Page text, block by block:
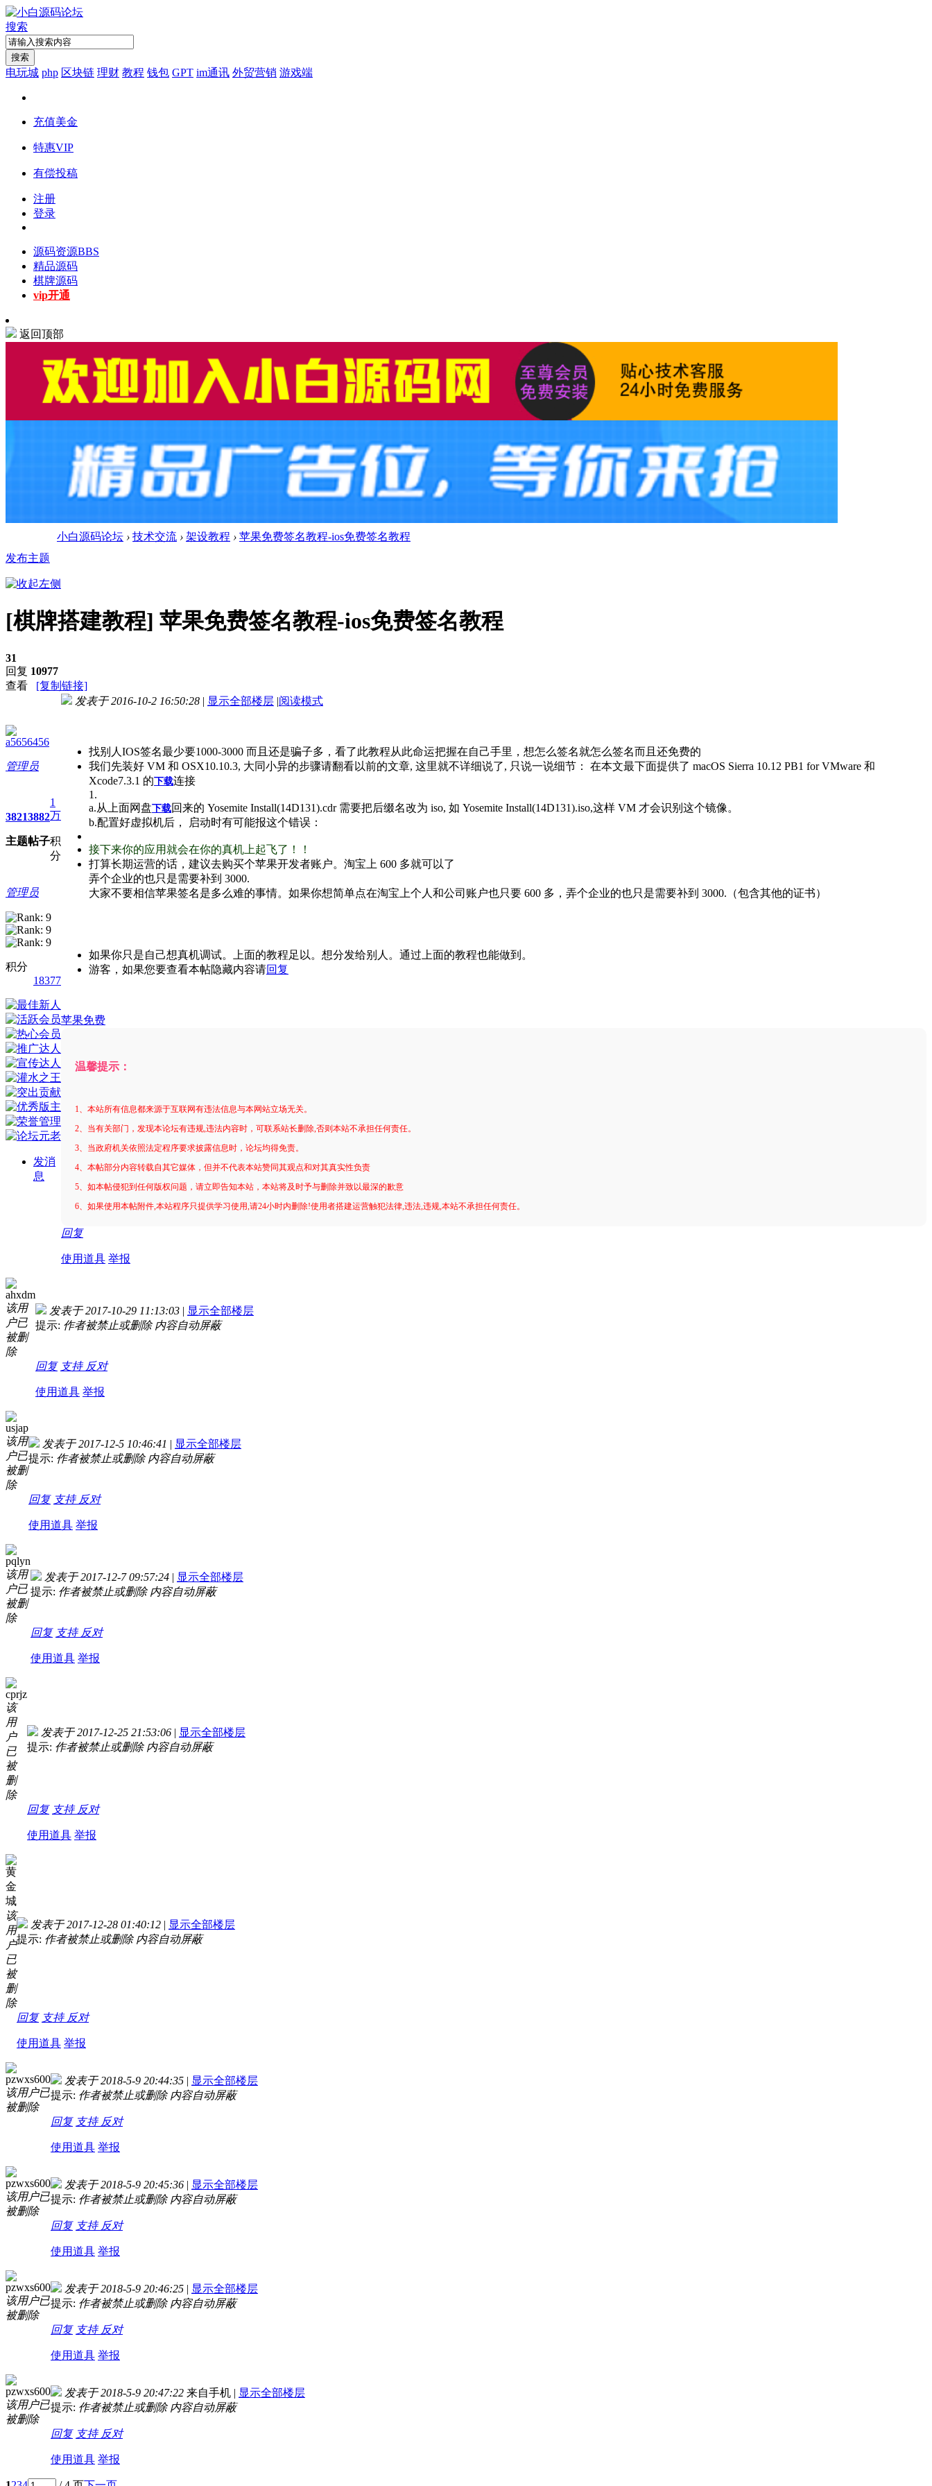
搜索
搜索
电玩城 php 区块链 理财 教程 钱包 GPT im通讯 外贸营销 游戏端
充值美金
特惠VIP
有偿投稿
注册
登录
源码资源BBS
精品源码
棋牌源码
vip开通
返回顶部
小白源码论坛 › 技术交流 › 架设教程 › 苹果免费签名教程-ios免费签名教程
发布主题
[棋牌搭建教程] 苹果免费签名教程-ios免费签名教程
31
回复 10977
查看
[复制链接]
a5656456
管理员
3821
主题
3882
帖子
1
万
积
分
管理员
积分
18377
发消
息
发表于 2016-10-2 16:50:28 | 显示全部楼层 |阅读模式
找别人IOS签名最少要1000-3000 而且还是骗子多，看了此教程从此命运把握在自己手里，想怎么签名就怎么签名而且还免费的
我们先装好 VM 和 OSX10.10.3, 大同小异的步骤请翻看以前的文章, 这里就不详细说了, 只说一说细节： 在本文最下面提供了 macOS Sierra 10.12 PB1 for VMware 和
Xcode7.3.1 的下载连接
1.
a.从上面网盘下载回来的 Yosemite Install(14D131).cdr 需要把后缀名改为 iso, 如 Yosemite Install(14D131).iso,这样 VM 才会识别这个镜像。
b.配置好虚拟机后， 启动时有可能报这个错误：
接下来你的应用就会在你的真机上起飞了！！
打算长期运营的话，建议去购买个苹果开发者账户。淘宝上 600 多就可以了
弄个企业的也只是需要补到 3000.
大家不要相信苹果签名是多么难的事情。 如果你想简单点在淘宝上个人和公司账户也只要 600 多，弄个企业的也只是需要补到 3000. （包含其他的证书）
如果你只是自己想真机调试。上面的教程足以。想分发给别人。通过上面的教程也能做到。
游客，如果您要查看本帖隐藏内容请回复
苹果免费
温馨提示：
1、本站所有信息都来源于互联网有违法信息与本网站立场无关。
2、当有关部门，发现本论坛有违规,违法内容时，可联系站长删除,否则本站不承担任何责任。
3、当政府机关依照法定程序要求披露信息时，论坛均得免责。
4、本帖部分内容转载自其它媒体，但并不代表本站赞同其观点和对其真实性负责
5、如本帖侵犯到任何版权问题，请立即告知本站，本站将及时予与删除并致以最深的歉意
6、如果使用本帖附件,本站程序只提供学习使用,请24小时内删除!使用者搭建运营触犯法律,违法,违规,本站不承担任何责任。
回复
使用道具 举报
ahxdm
该用
户已
被删
除
发表于 2017-10-29 11:13:03 | 显示全部楼层
提示: 作者被禁止或删除 内容自动屏蔽
回复 支持 反对
使用道具 举报
usjap
该用
户已
被删
除
发表于 2017-12-5 10:46:41 | 显示全部楼层
提示: 作者被禁止或删除 内容自动屏蔽
回复 支持 反对
使用道具 举报
pqlyn
该用
户已
被删
除
发表于 2017-12-7 09:57:24 | 显示全部楼层
提示: 作者被禁止或删除 内容自动屏蔽
回复 支持 反对
使用道具 举报
cprjz
该
用
户
已
被
删
除
发表于 2017-12-25 21:53:06 | 显示全部楼层
提示: 作者被禁止或删除 内容自动屏蔽
回复 支持 反对
使用道具 举报
黄
金
城
该
用
户
已
被
删
除
发表于 2017-12-28 01:40:12 | 显示全部楼层
提示: 作者被禁止或删除 内容自动屏蔽
回复 支持 反对
使用道具 举报
pzwxs600
该用户已
被删除
发表于 2018-5-9 20:44:35 | 显示全部楼层
提示: 作者被禁止或删除 内容自动屏蔽
回复 支持 反对
使用道具 举报
pzwxs600
该用户已
被删除
发表于 2018-5-9 20:45:36 | 显示全部楼层
提示: 作者被禁止或删除 内容自动屏蔽
回复 支持 反对
使用道具 举报
pzwxs600
该用户已
被删除
发表于 2018-5-9 20:46:25 | 显示全部楼层
提示: 作者被禁止或删除 内容自动屏蔽
回复 支持 反对
使用道具 举报
pzwxs600
该用户已
被删除
发表于 2018-5-9 20:47:22 来自手机 | 显示全部楼层
提示: 作者被禁止或删除 内容自动屏蔽
回复 支持 反对
使用道具 举报